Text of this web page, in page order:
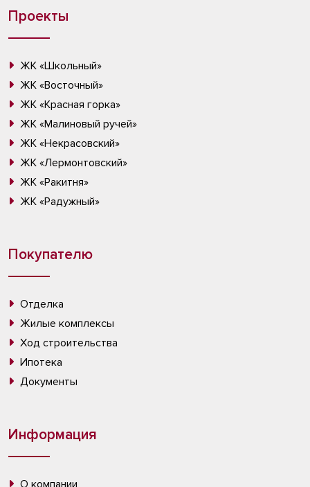
Проекты
ЖК «Школьный»
ЖК «Восточный»
ЖК «Красная горка»
ЖК «Малиновый ручей»
ЖК «Некрасовский»
ЖК «Лермонтовский»
ЖК «Ракитня»
ЖК «Радужный»
Покупателю
Отделка
Жилые комплексы
Ход строительства
Ипотека
Документы
Информация
О компании